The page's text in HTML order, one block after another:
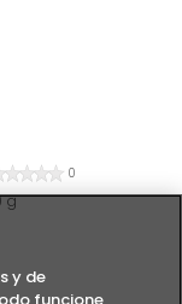
0
g
y de
funcione